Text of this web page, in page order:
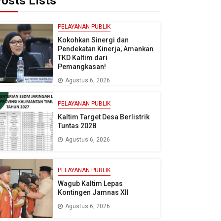
PELAYANAN PUBLIK
Kokohkan Sinergi dan
Pendekatan Kinerja, Amankan
TKD Kaltim dari
Pemangkasan!
Agustus 6, 2026
PELAYANAN PUBLIK
Kaltim Target Desa Berlistrik
Tuntas 2028
Agustus 6, 2026
PELAYANAN PUBLIK
Wagub Kaltim Lepas
Kontingen Jamnas XII
Agustus 6, 2026